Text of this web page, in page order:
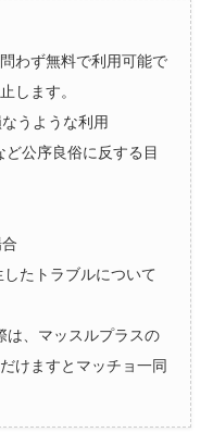
わず無料で利用可能で
します。
うような利用
公序良俗に反する目
したトラブルについて
は、マッスルプラスの
けますとマッチョ一同